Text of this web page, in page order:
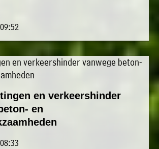
en verkeershinder
en